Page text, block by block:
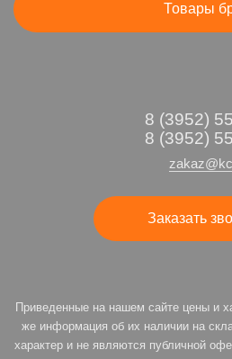
Товары
8 (3952)
8 (3952)
Заказать
Приведенные на нашем сайте цены и
же информация об их наличии на
характер и не являются публичной